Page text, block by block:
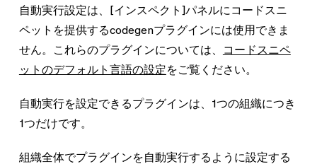
自動実行設定は、[インスペクト]パネルにコードスニ
ペットを提供するcodegenプラグインには使用できま
せん。これらのプラグインについては、
コードスニペ
ットのデフォルト言語の設定をご覧ください。
自動実行を設定できるプラグインは、1つの組織につき
1つだけです。
組織全体でプラグインを自動実行するように設定する